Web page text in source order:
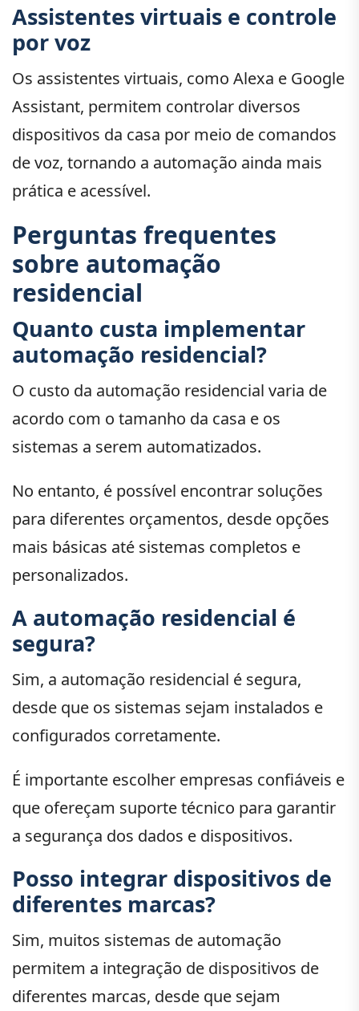
Assistentes virtuais e controle
por voz
Os assistentes virtuais, como Alexa e Google
Assistant, permitem controlar diversos
dispositivos da casa por meio de comandos
de voz, tornando a automação ainda mais
prática e acessível.
Perguntas frequentes
sobre automação
residencial
Quanto custa implementar
automação residencial?
O custo da automação residencial varia de
acordo com o tamanho da casa e os
sistemas a serem automatizados.
No entanto, é possível encontrar soluções
para diferentes orçamentos, desde opções
mais básicas até sistemas completos e
personalizados.
A automação residencial é
segura?
Sim, a automação residencial é segura,
desde que os sistemas sejam instalados e
configurados corretamente.
É importante escolher empresas confiáveis e
que ofereçam suporte técnico para garantir
a segurança dos dados e dispositivos.
Posso integrar dispositivos de
diferentes marcas?
Sim, muitos sistemas de automação
permitem a integração de dispositivos de
diferentes marcas, desde que sejam